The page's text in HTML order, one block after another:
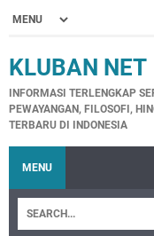
KLUBAN NET
INFORMASI TERLENGKAP
PEWAYANGAN, FILOSOFI,
TERBARU DI INDONESIA
MENU